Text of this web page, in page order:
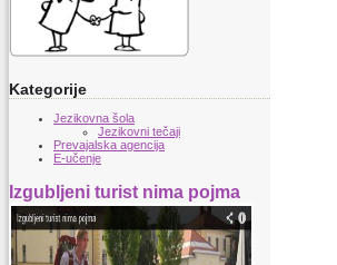
Kategorije
Jezikovna šola
Jezikovni tečaji
Prevajalska agencija
E-učenje
Izgubljeni turist nima pojma